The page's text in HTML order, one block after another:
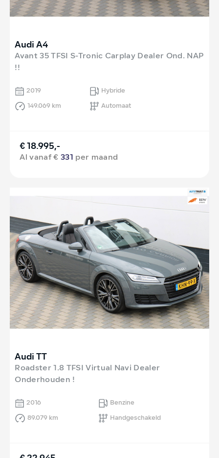
Audi A4
Avant 35 TFSI S-Tronic Carplay Dealer Ond. NAP
!!
2019
Hybride
149.069 km
Automaat
€ 18.995,-
Al vanaf €331 per maand
Audi TT
Roadster 1.8 TFSI Virtual Navi Dealer
Onderhouden !
2016
Benzine
89.079 km
Handgeschakeld